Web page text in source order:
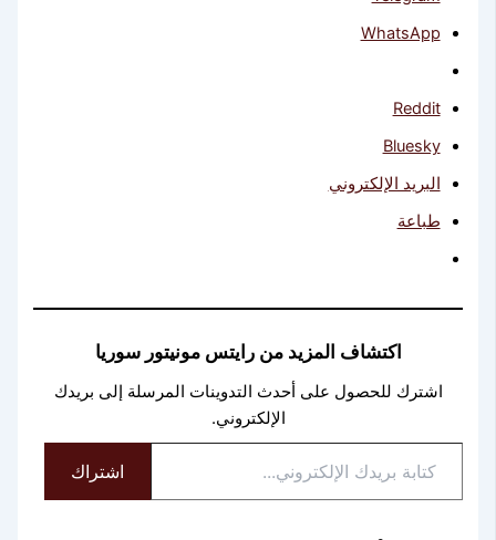
WhatsApp
Reddit
Bluesky
البريد الإلكتروني
طباعة
اكتشاف المزيد من رايتس مونيتور سوريا
اشترك للحصول على أحدث التدوينات المرسلة إلى بريدك
الإلكتروني.
بريدك
الإلكتروني...
اشتراك